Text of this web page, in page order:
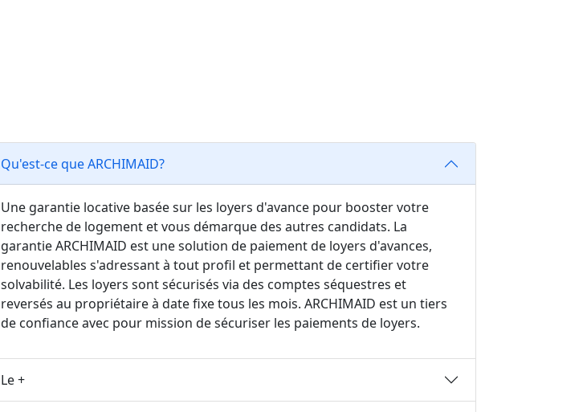
Qu'est-ce que ARCHIMAID?
Une garantie locative basée sur les loyers d'avance pour booster votre
recherche de logement et vous démarque des autres candidats. La
garantie ARCHIMAID est une solution de paiement de loyers d'avances,
renouvelables s'adressant à tout profil et permettant de certifier votre
solvabilité. Les loyers sont sécurisés via des comptes séquestres et
reversés au propriétaire à date fixe tous les mois. ARCHIMAID est un tiers
de confiance avec pour mission de sécuriser les paiements de loyers.
Le +